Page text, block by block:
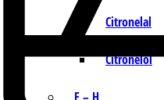
Citronelal
Citronelol